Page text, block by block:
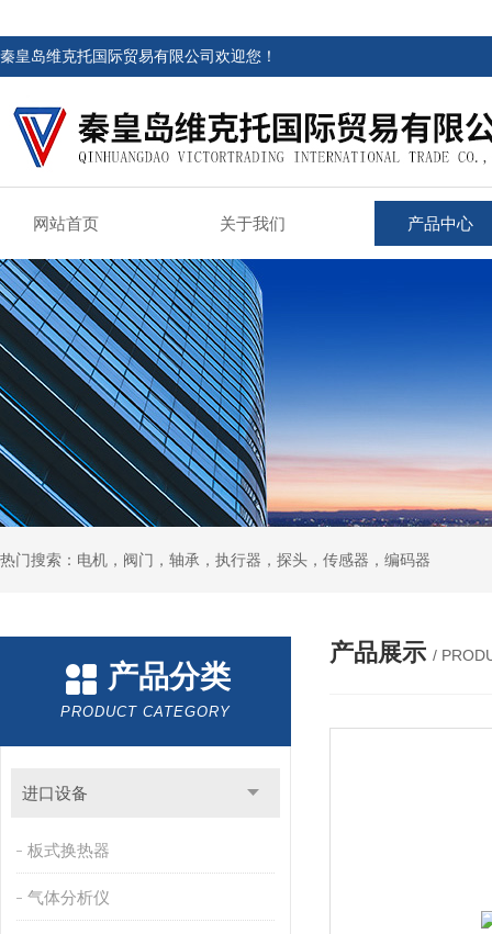
秦皇岛维克托国际贸易有限公司欢迎您！
网站首页 关于我们 产品中心
热门搜索：电机，阀门，轴承，执行器，探头，传感器，编码器
产品分类
PRODUCT CATEGORY
进口设备
板式换热器
气体分析仪
产品展示 /